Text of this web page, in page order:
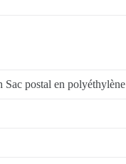
Sac postal en polyéthylène